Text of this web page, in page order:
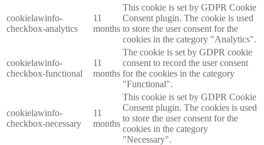
cookielawinfo-
checkbox-analytics
11
months
This cookie is set by GDPR Cookie
Consent plugin. The cookie is used
to store the user consent for the
cookies in the category "Analytics".
cookielawinfo-
checkbox-functional
11
months
The cookie is set by GDPR cookie
consent to record the user consent
for the cookies in the category
"Functional".
cookielawinfo-
checkbox-necessary
11
months
This cookie is set by GDPR Cookie
Consent plugin. The cookies is used
to store the user consent for the
cookies in the category
"Necessary".